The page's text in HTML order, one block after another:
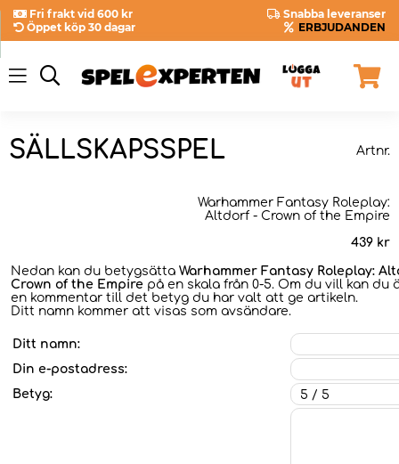
Fri frakt vid 600 kr
Snabba leveranser
Öppet köp 30 dagar
ERBJUDANDEN
SÄLLSKAPSSPEL Artnr.
Warhammer Fantasy Roleplay:
Altdorf - Crown of the Empire
439 kr
Nedan kan du betygsätta Warhammer Fantasy Roleplay:
Crown of the Empire på en skala från 0-5. Om du vill kan du
en kommentar till det betyg du har valt att ge artikeln.
Ditt namn kommer att visas som avsändare.
Ditt namn:
Din e-postadress:
Betyg: